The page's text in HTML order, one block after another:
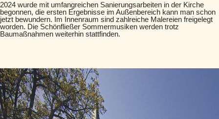
2024 wurde mit umfangreichen Sanierungsarbeiten in der Kirche
begonnen, die ersten Ergebnisse im Außenbereich kann man schon
jetzt bewundern. Im Innenraum sind zahlreiche Malereien freigelegt
worden. Die Schönfließer Sommermusiken werden trotz
Baumaßnahmen weiterhin stattfinden.